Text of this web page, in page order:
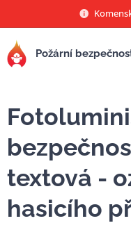
Požární
textová -
hasicího